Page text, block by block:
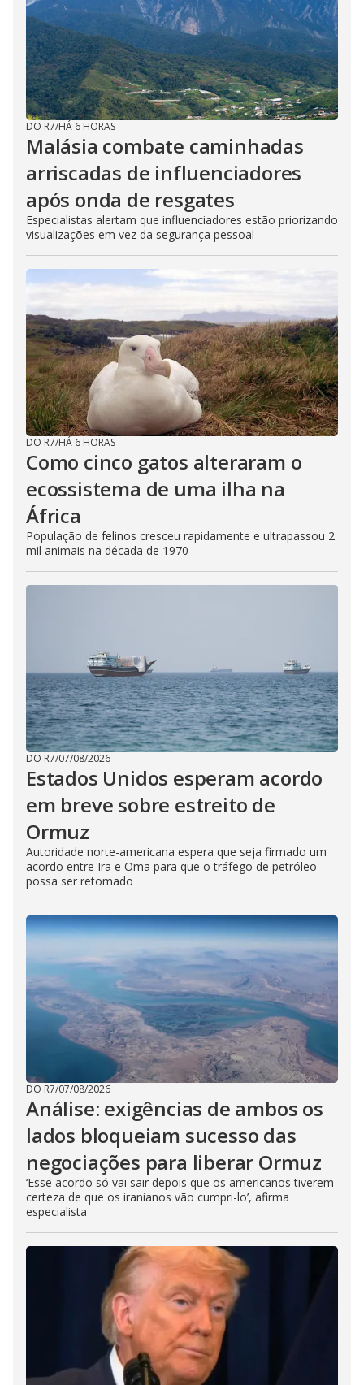
DO R7/HÁ 6 HORAS
Malásia combate caminhadas
arriscadas de influenciadores
após onda de resgates
Especialistas alertam que influenciadores estão priorizando
visualizações em vez da segurança pessoal
DO R7/HÁ 6 HORAS
Como cinco gatos alteraram o
ecossistema de uma ilha na
África
População de felinos cresceu rapidamente e ultrapassou 2
mil animais na década de 1970
DO R7/07/08/2026
Estados Unidos esperam acordo
em breve sobre estreito de
Ormuz
Autoridade norte-americana espera que seja firmado um
acordo entre Irã e Omã para que o tráfego de petróleo
possa ser retomado
DO R7/07/08/2026
Análise: exigências de ambos os
lados bloqueiam sucesso das
negociações para liberar Ormuz
‘Esse acordo só vai sair depois que os americanos tiverem
certeza de que os iranianos vão cumpri-lo’, afirma
especialista